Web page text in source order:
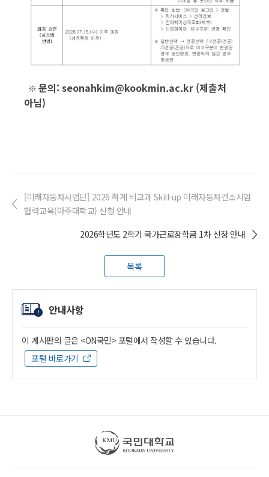
※ 문의: seonahkim@kookmin.ac.kr (제출처
아님)
[미래자동차사업단] 2026 하계 비교과 Skill-up 미래자동차컨소시엄
협력교육(아주대학교) 신청 안내
2026학년도 2학기 국가근로장학금 1차 신청 안내
목록
안내사항
이 게시판의 글은 <ON국민> 포털에서 작성할 수 있습니다.
포털 바로가기
국민대학교